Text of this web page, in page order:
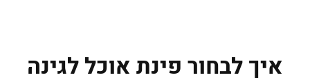
איך לבחור פינת אוכל לגינה